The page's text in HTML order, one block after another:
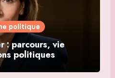
politique
: parcours, vie
politiques